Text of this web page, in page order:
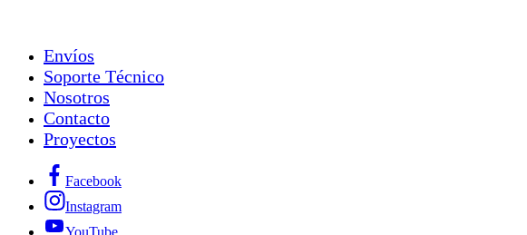
Envíos
Soporte Técnico
Nosotros
Contacto
Proyectos
Facebook
Instagram
YouTube